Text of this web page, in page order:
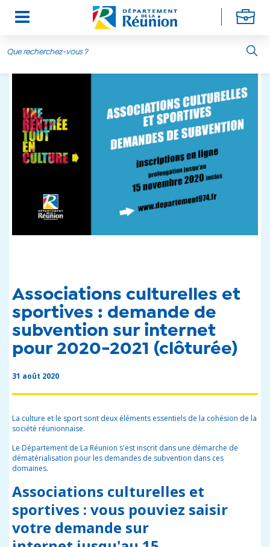
Associations culturelles et
sportives : demande de
subvention sur internet
pour 2020-2021 (clôturée)
31 août 2020
La culture et le sport sont deux éléments essentiels de la cohésion de la
société réunionnaise.
Le Département de La Réunion s'est inscrit dans une démarche de
dématérialisation pour les demandes de subvention dans ces
domaines.
Associations culturelles et
sportives : vous pouviez saisir
votre demande sur